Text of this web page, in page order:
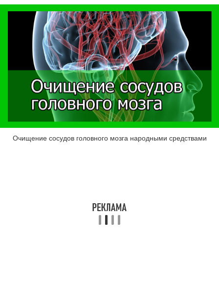
Очищение сосудов головного мозга народными средствами